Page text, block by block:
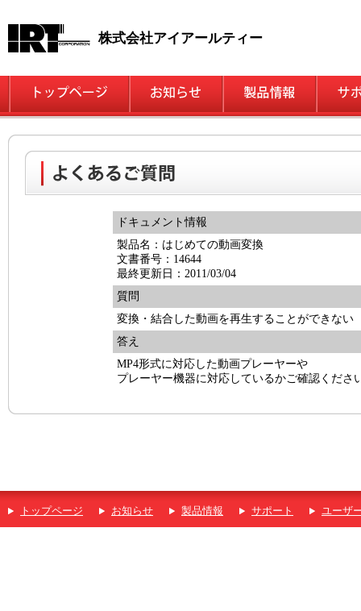
株式会社アイアールティー
ドキュメント情報
製品名：はじめての動画変換
文書番号：14644
最終更新日：2011/03/04
質問
変換・結合した動画を再生することができない
答え
MP4形式に対応した動画プレーヤーや
プレーヤー機器に対応しているかご確認くださ
トップページ お知らせ 製品情報 サポート ユーザ